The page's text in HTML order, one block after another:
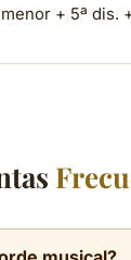
menor + 5ª dis.